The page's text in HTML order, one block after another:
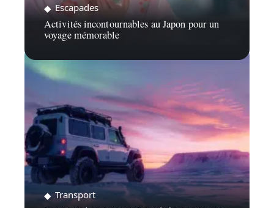
Escapades
Activités incontournables au Japon pour un
voyage mémorable
Transport